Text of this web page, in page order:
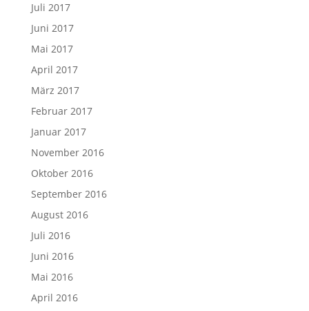
Juli 2017
Juni 2017
Mai 2017
April 2017
März 2017
Februar 2017
Januar 2017
November 2016
Oktober 2016
September 2016
August 2016
Juli 2016
Juni 2016
Mai 2016
April 2016